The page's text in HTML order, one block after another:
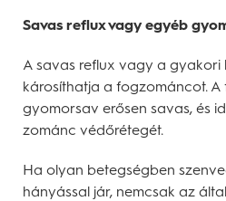
Savas reflux vagy egyéb
A savas reflux vagy a gyakori
károsíthatja a fogzománcot.
gyomorsav erősen savas, és
zománc védőrétegét.
Ha olyan betegségben
hányással jár, nemcsak az